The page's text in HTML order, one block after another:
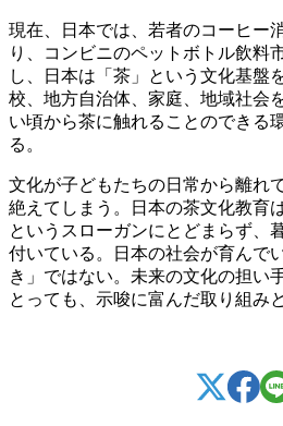
現在、日本では、若者のコーヒー
り、コンビニのペットボトル飲料
し、日本は「茶」という文化基盤
校、地方自治体、家庭、地域社会
い頃から茶に触れることのできる
る。
文化が子どもたちの日常から離れ
絶えてしまう。日本の茶文化教育
というスローガンにとどまらず、
付いている。日本の社会が育んで
き」ではない。未来の文化の担い
とっても、示唆に富んだ取り組み